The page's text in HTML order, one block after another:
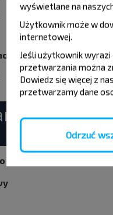
kierunki
wyświetlane na
Użytkownik może w
internetowej.
Jeśli użytkownik
przetwarzania można
Dowiedz się więcej z
przetwarzamy dane
Odrzuć